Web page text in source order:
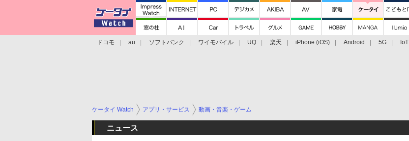
ドコモ au ソフトバンク ワイモバイル UQ 楽天 iPhone (iOS) Android 5G IoT
ケータイ Watch アプリ・サービス 動画・音楽・ゲーム
ニュース